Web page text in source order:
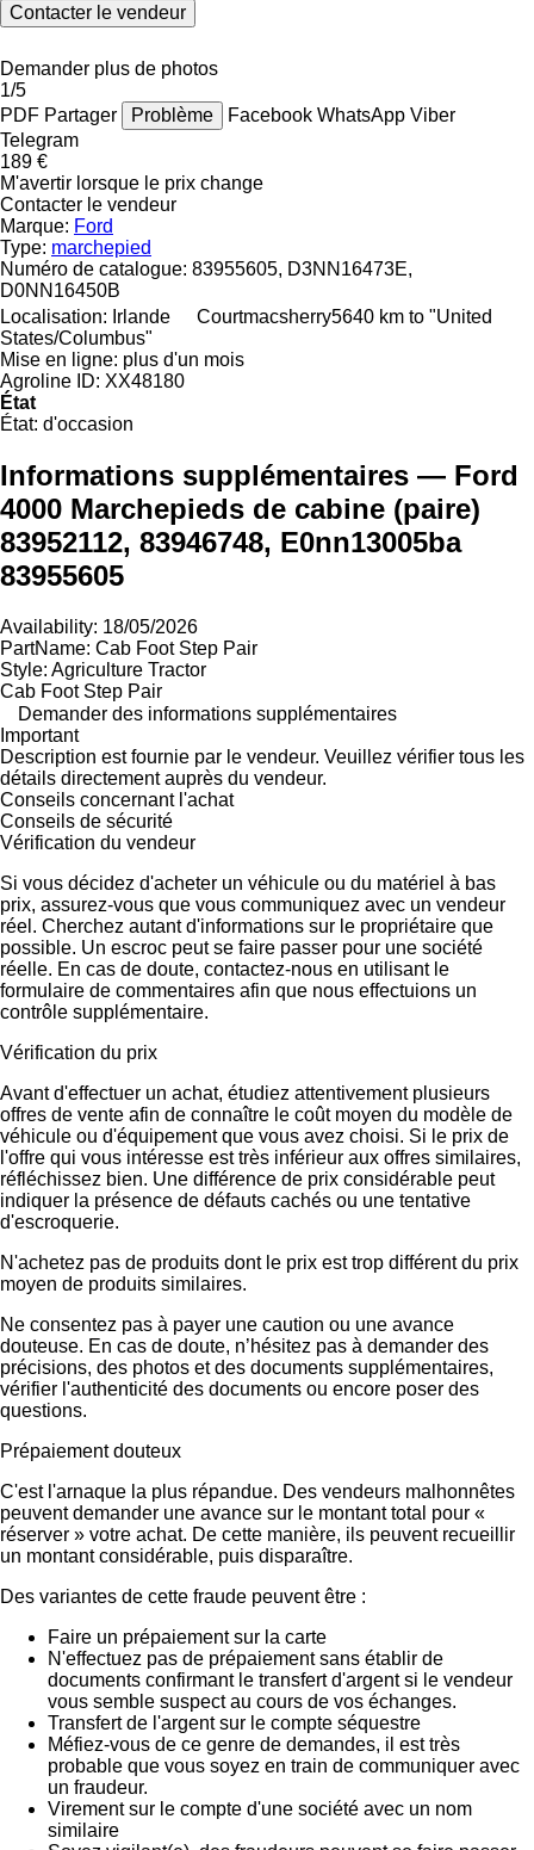
Contacter le vendeur
Demander plus de photos
1/5
PDF Partager Problème Facebook WhatsApp Viber
Telegram
189 €
M'avertir lorsque le prix change
Contacter le vendeur
Marque: Ford
Type: marchepied
Numéro de catalogue: 83955605, D3NN16473E,
D0NN16450B
Localisation: Irlande Courtmacsherry5640 km to "United
States/Columbus"
Mise en ligne: plus d'un mois
Agroline ID: XX48180
État
État: d'occasion
Informations supplémentaires — Ford
4000 Marchepieds de cabine (paire)
83952112, 83946748, E0nn13005ba
83955605
Availability: 18/05/2026
PartName: Cab Foot Step Pair
Style: Agriculture Tractor
Cab Foot Step Pair
Demander des informations supplémentaires
Important
Description est fournie par le vendeur. Veuillez vérifier tous les
détails directement auprès du vendeur.
Conseils concernant l'achat
Conseils de sécurité
Vérification du vendeur
Si vous décidez d'acheter un véhicule ou du matériel à bas
prix, assurez-vous que vous communiquez avec un vendeur
réel. Cherchez autant d'informations sur le propriétaire que
possible. Un escroc peut se faire passer pour une société
réelle. En cas de doute, contactez-nous en utilisant le
formulaire de commentaires afin que nous effectuions un
contrôle supplémentaire.
Vérification du prix
Avant d'effectuer un achat, étudiez attentivement plusieurs
offres de vente afin de connaître le coût moyen du modèle de
véhicule ou d'équipement que vous avez choisi. Si le prix de
l'offre qui vous intéresse est très inférieur aux offres similaires,
réfléchissez bien. Une différence de prix considérable peut
indiquer la présence de défauts cachés ou une tentative
d'escroquerie.
N'achetez pas de produits dont le prix est trop différent du prix
moyen de produits similaires.
Ne consentez pas à payer une caution ou une avance
douteuse. En cas de doute, n’hésitez pas à demander des
précisions, des photos et des documents supplémentaires,
vérifier l'authenticité des documents ou encore poser des
questions.
Prépaiement douteux
C'est l'arnaque la plus répandue. Des vendeurs malhonnêtes
peuvent demander une avance sur le montant total pour «
réserver » votre achat. De cette manière, ils peuvent recueillir
un montant considérable, puis disparaître.
Des variantes de cette fraude peuvent être :
Faire un prépaiement sur la carte
N'effectuez pas de prépaiement sans établir de
documents confirmant le transfert d'argent si le vendeur
vous semble suspect au cours de vos échanges.
Transfert de l'argent sur le compte séquestre
Méfiez-vous de ce genre de demandes, il est très
probable que vous soyez en train de communiquer avec
un fraudeur.
Virement sur le compte d'une société avec un nom
similaire